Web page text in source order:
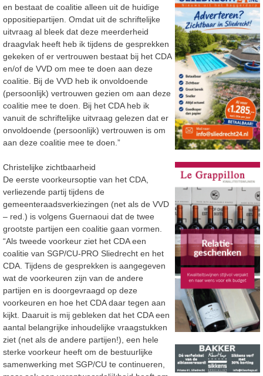
en bestaat de coalitie alleen uit de huidige
oppositiepartijen. Omdat uit de schriftelijke
uitvraag al bleek dat deze meerderheid
draagvlak heeft heb ik tijdens de gesprekken
gekeken of er vertrouwen bestaat bij het CDA
en/of de VVD om mee te doen aan deze
coalitie. Bij de VVD heb ik onvoldoende
(persoonlijk) vertrouwen gezien om aan deze
coalitie mee te doen. Bij het CDA heb ik
vanuit de schriftelijke uitvraag gelezen dat er
onvoldoende (persoonlijk) vertrouwen is om
aan deze coalitie mee te doen.”
Christelijke zichtbaarheid
De eerste voorkeursoptie van het CDA,
verliezende partij tijdens de
gemeenteraadsverkiezingen (net als de VVD
– red.) is volgens Guernaoui dat de twee
grootste partijen een coalitie gaan vormen.
“Als tweede voorkeur ziet het CDA een
coalitie van SGP/CU-PRO Sliedrecht en het
CDA. Tijdens de gesprekken is aangegeven
wat de voorkeuren zijn van de andere
partijen en is doorgevraagd op deze
voorkeuren en hoe het CDA daar tegen aan
kijkt. Daaruit is mij gebleken dat het CDA een
aantal belangrijke inhoudelijke vraagstukken
ziet (net als de andere partijen!), een hele
sterke voorkeur heeft om de bestuurlijke
samenwerking met SGP/CU te continueren,